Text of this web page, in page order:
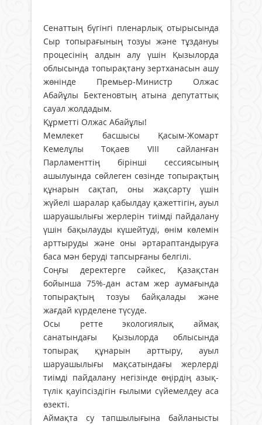
Сенаттың бүгінгі пленарлық отырысында
Сыр топырағының тозуы және тұздануы
процесінің алдын алу үшін Қызылорда
облысында топырақтану зертханасын ашу
жөнінде Премьер-Министр Олжас
Абайұлы Бектеновтың атына депутаттық
сауал жолдадым.
Құрметті Олжас Абайұлы!
Мемлекет басшысы Қасым-Жомарт
Кемелұлы Тоқаев VIII сайланған
Парламенттің бірінші сессиясының
ашылуында сөйлеген сөзінде топырақтың
құнарын сақтап, оны жақсарту үшін
жүйелі шаралар қабылдау қажеттігін, ауыл
шаруашылығы жерлерін тиімді пайдалану
үшін бақылауды күшейтуді, өнім көлемін
арттыруды және оны әртараптандыруға
баса мән беруді тапсырғаны белгілі.
Соңғы деректерге сәйкес, Қазақстан
бойынша 75%-дан астам жер аумағында
топырақтың тозуы байқалады және
жағдай күрделене түсуде.
Осы ретте экологиялық аймақ
санатындағы Қызылорда облысында
топырақ құнарын арттыру, ауыл
шаруашылығы мақсатындағы жерлерді
тиімді пайдалану негізінде өңірдің азық-
түлік қауіпсіздігін ғылыми сүйемелдеу аса
өзекті.
Аймақта су тапшылығына байланысты